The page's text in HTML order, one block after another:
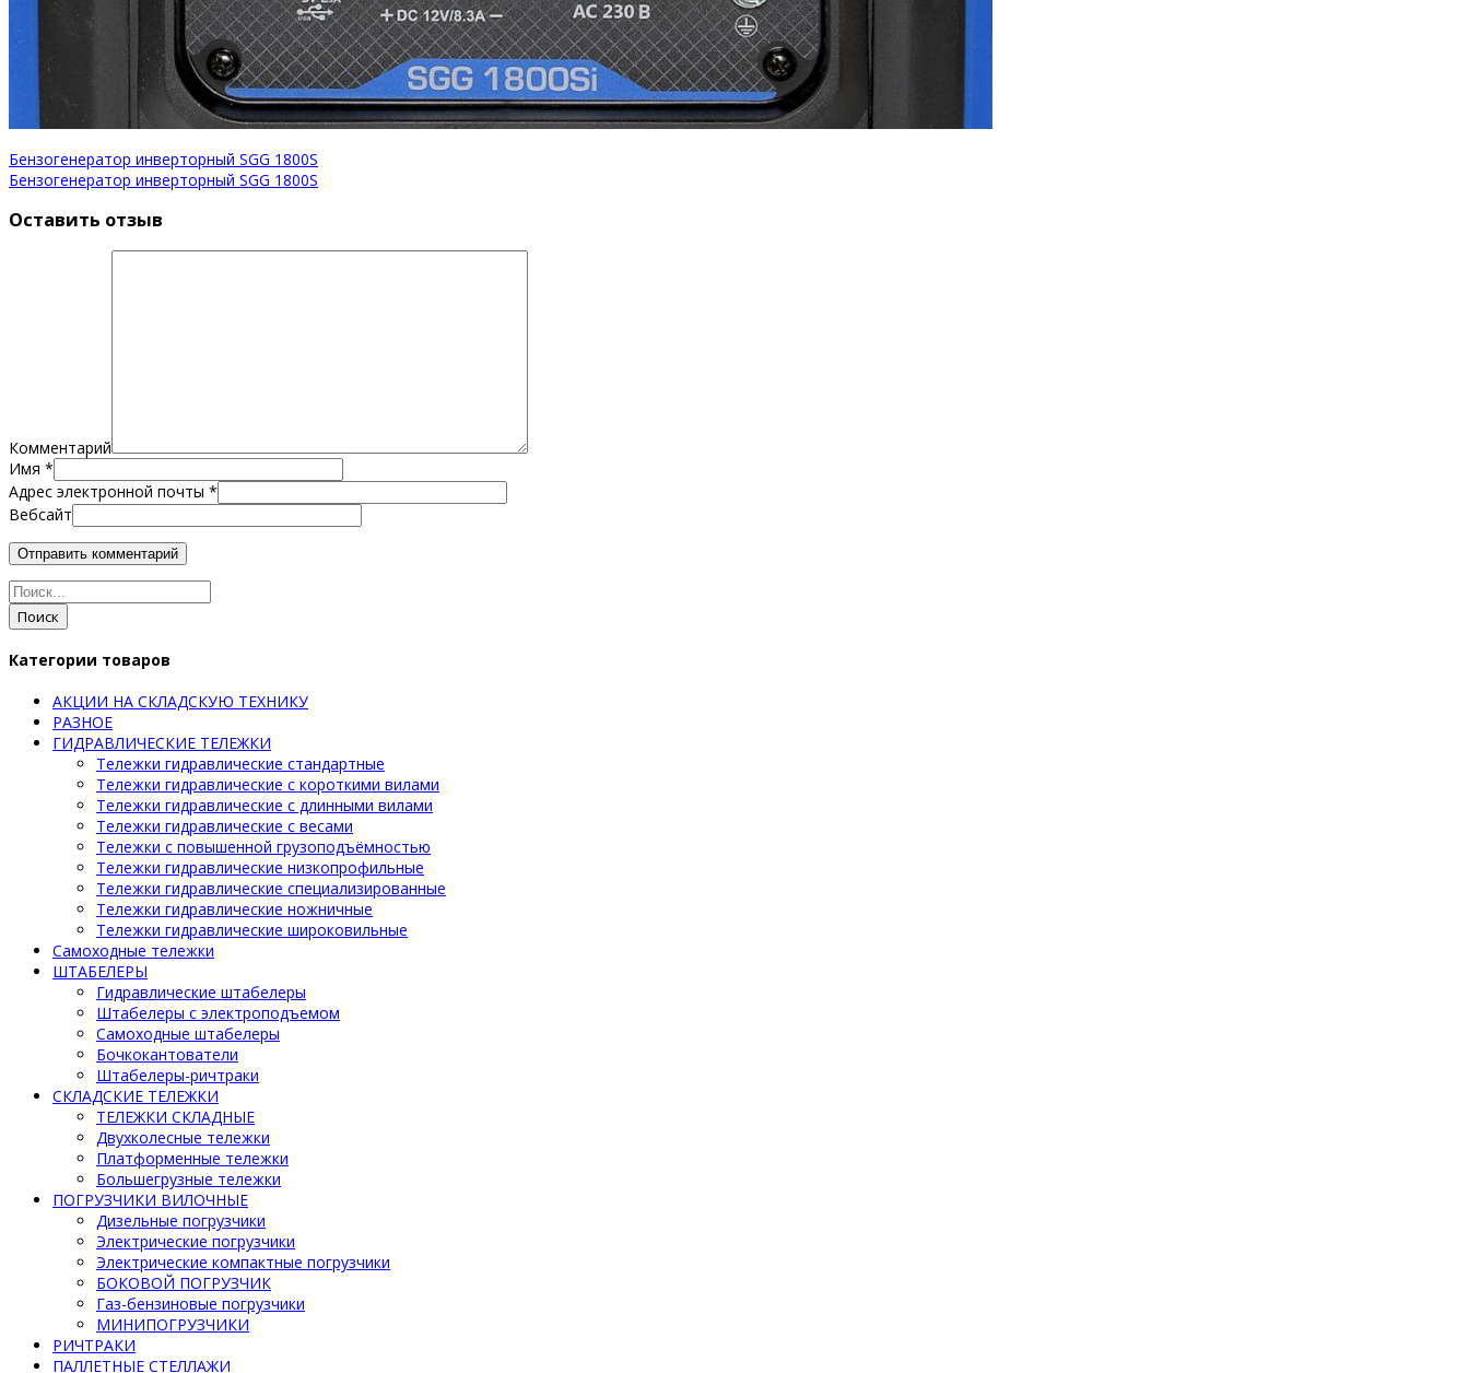
Бензогенератор инверторный SGG 1800S
Бензогенератор инверторный SGG 1800S
Оставить отзыв
Комментарий
Имя *
Адрес электронной почты *
Вебсайт
Поиск
Категории товаров
АКЦИИ НА СКЛАДСКУЮ ТЕХНИКУ
РАЗНОЕ
ГИДРАВЛИЧЕСКИЕ ТЕЛЕЖКИ
Тележки гидравлические стандартные
Тележки гидравлические с короткими вилами
Тележки гидравлические с длинными вилами
Тележки гидравлические с весами
Тележки с повышенной грузоподъёмностью
Тележки гидравлические низкопрофильные
Тележки гидравлические специализированные
Тележки гидравлические ножничные
Тележки гидравлические широковильные
Самоходные тележки
ШТАБЕЛЕРЫ
Гидравлические штабелеры
Штабелеры с электроподъемом
Самоходные штабелеры
Бочкокантователи
Штабелеры-ричтраки
СКЛАДСКИЕ ТЕЛЕЖКИ
ТЕЛЕЖКИ СКЛАДНЫЕ
Двухколесные тележки
Платформенные тележки
Большегрузные тележки
ПОГРУЗЧИКИ ВИЛОЧНЫЕ
Дизельные погрузчики
Электрические погрузчики
Электрические компактные погрузчики
БОКОВОЙ ПОГРУЗЧИК
Газ-бензиновые погрузчики
МИНИПОГРУЗЧИКИ
РИЧТРАКИ
ПАЛЛЕТНЫЕ СТЕЛЛАЖИ